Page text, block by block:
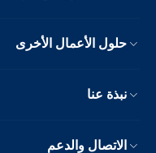
حلول الأعمال الأخرى
نبذة عنا
الاتصال والدعم